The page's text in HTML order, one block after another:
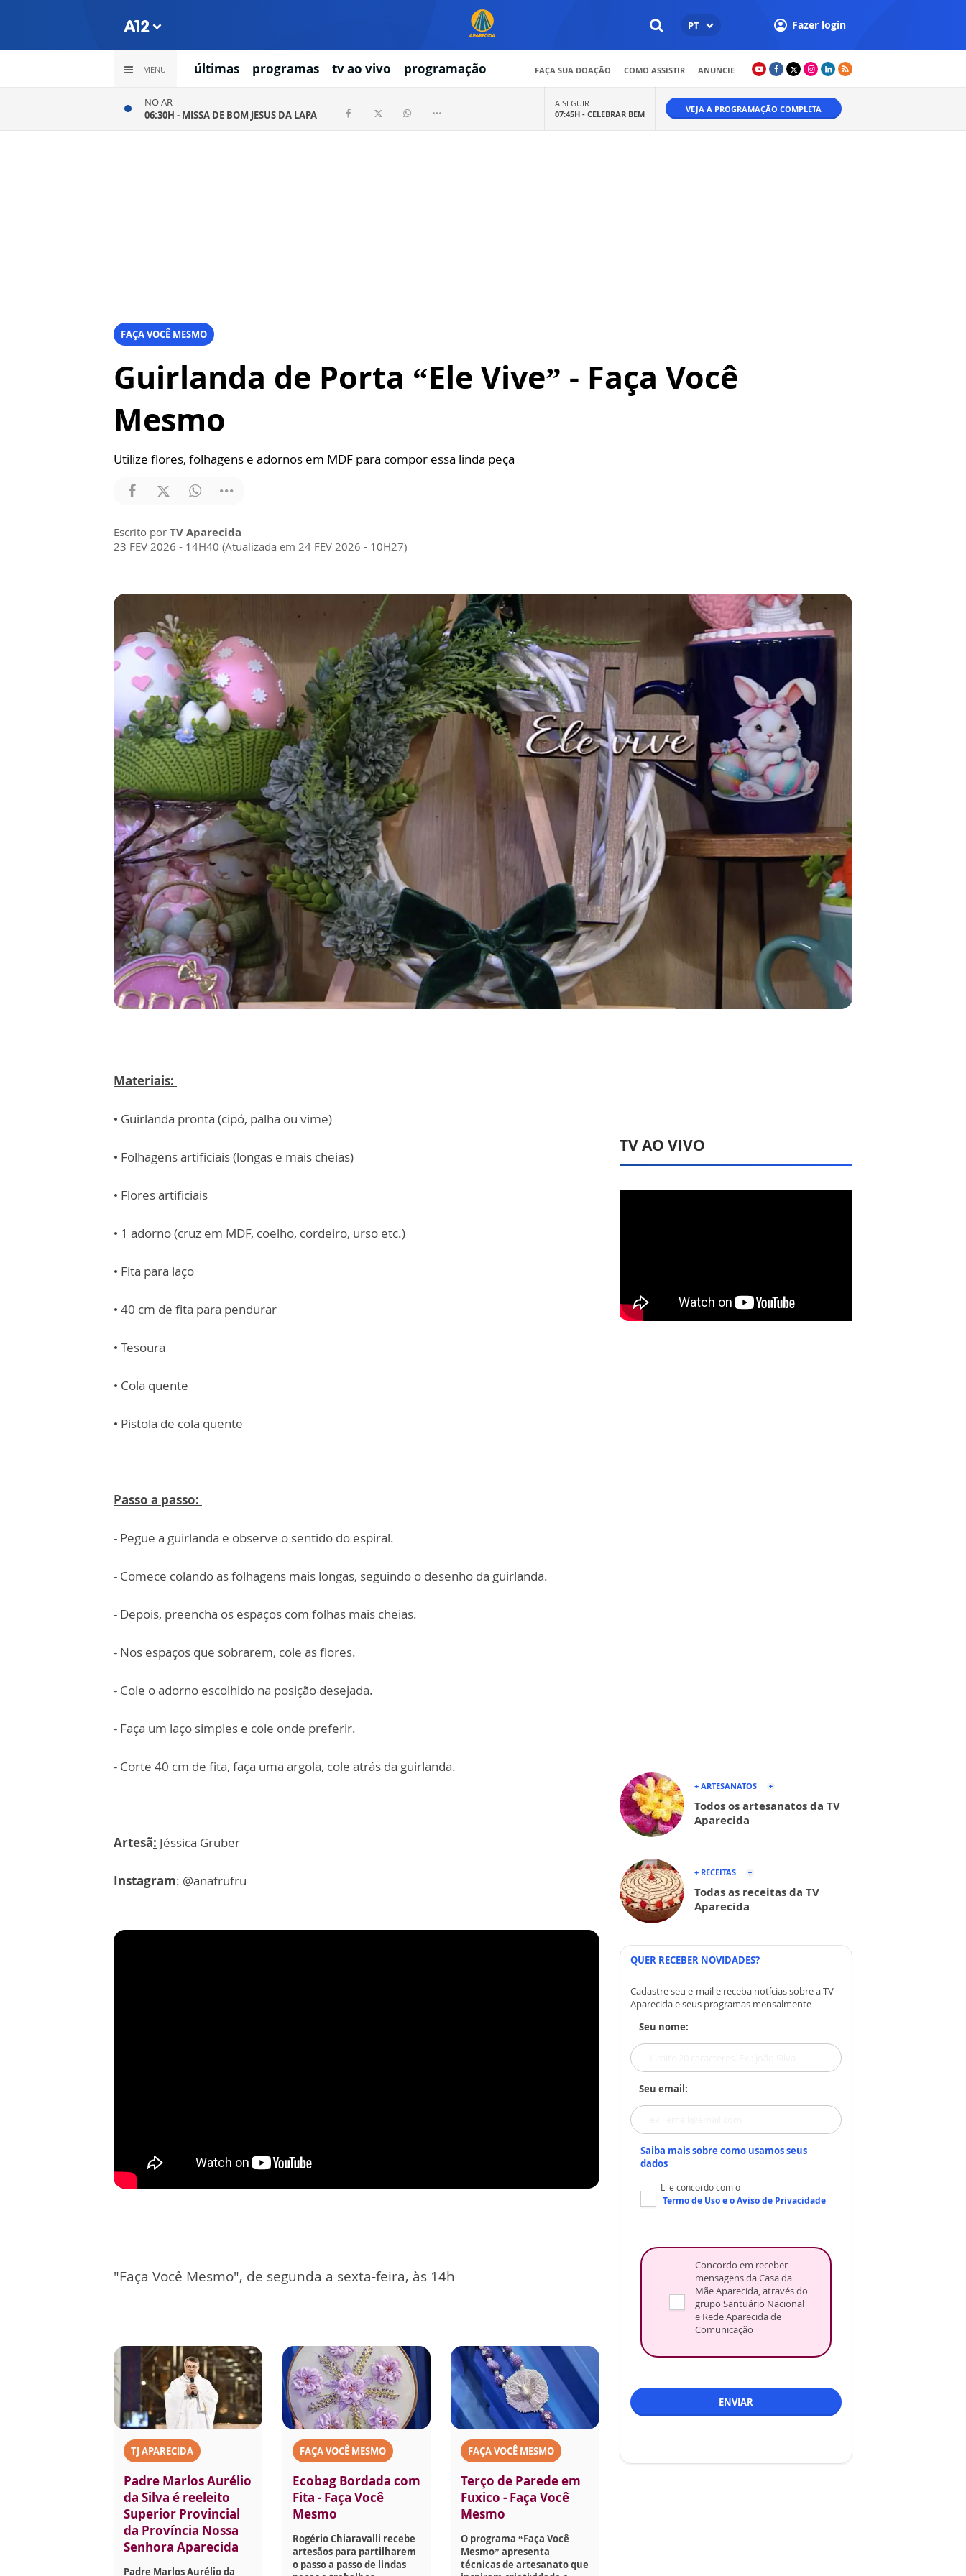
PT Fazer login
MENU últimas programas tv ao vivo programação FAÇA SUA DOAÇÃO COMO ASSISTIR ANUNCIE
NO AR
06:30H - MISSA DE BOM JESUS DA LAPA
A SEGUIR
07:45H - CELEBRAR BEM VEJA A PROGRAMAÇÃO COMPLETA
FAÇA VOCÊ MESMO
Guirlanda de Porta “Ele Vive” - Faça Você
Mesmo
Utilize flores, folhagens e adornos em MDF para compor essa linda peça
Escrito por TV Aparecida
23 FEV 2026 - 14H40 (Atualizada em 24 FEV 2026 - 10H27)
Materiais:
• Guirlanda pronta (cipó, palha ou vime)
• Folhagens artificiais (longas e mais cheias)
• Flores artificiais
• 1 adorno (cruz em MDF, coelho, cordeiro, urso etc.)
• Fita para laço
• 40 cm de fita para pendurar
• Tesoura
• Cola quente
• Pistola de cola quente
Passo a passo:
- Pegue a guirlanda e observe o sentido do espiral.
- Comece colando as folhagens mais longas, seguindo o desenho da guirlanda.
- Depois, preencha os espaços com folhas mais cheias.
- Nos espaços que sobrarem, cole as flores.
- Cole o adorno escolhido na posição desejada.
- Faça um laço simples e cole onde preferir.
- Corte 40 cm de fita, faça uma argola, cole atrás da guirlanda.
Artesã: Jéssica Gruber
Instagram: @anafrufru
"Faça Você Mesmo", de segunda a sexta-feira, às 14h
TJ APARECIDA
Padre Marlos Aurélio
da Silva é reeleito
Superior Provincial
da Província Nossa
Senhora Aparecida
Padre Marlos Aurélio da
FAÇA VOCÊ MESMO
Ecobag Bordada com
Fita - Faça Você
Mesmo
Rogério Chiaravalli recebe
artesãos para partilharem
o passo a passo de lindas
FAÇA VOCÊ MESMO
Terço de Parede em
Fuxico - Faça Você
Mesmo
O programa “Faça Você
Mesmo” apresenta
técnicas de artesanato que
TV AO VIVO
+ ARTESANATOS
Todos os artesanatos da TV
Aparecida
+ RECEITAS
Todas as receitas da TV
Aparecida
QUER RECEBER NOVIDADES?
Cadastre seu e-mail e receba notícias sobre a TV
Aparecida e seus programas mensalmente
Seu nome:
Seu email:
Saiba mais sobre como usamos seus
dados
Li e concordo com o
Termo de Usoe oAviso de Privacidade
Concordo em receber
mensagens da Casa da
Mãe Aparecida, através do
grupo Santuário Nacional
e Rede Aparecida de
Comunicação
ENVIAR